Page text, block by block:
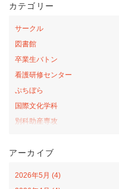
カテゴリー
サークル
図書館
卒業生バトン
看護研修センター
ぷちぼら
国際文化学科
別科助産専攻
お弁当の日プロジェクト
アーカイブ
2026年5月 (4)